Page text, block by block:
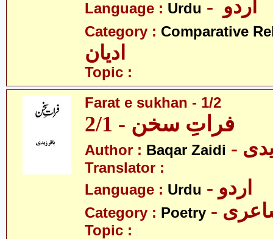
Language : Urdu
Category : Comparative
ادیان
Topic :
Farat e sukhan - 1/2
فراتِ سخن - 2/1
Author : Baqar Zaidi
Translator :
Language : Urdu - اردو
Category : Poetry
Topic :